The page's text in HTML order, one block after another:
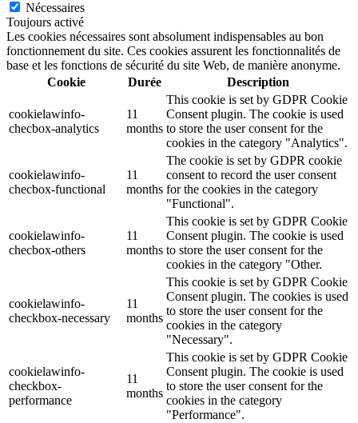
Nécessaires
Toujours activé
Les cookies nécessaires sont absolument indispensables au bon
fonctionnement du site. Ces cookies assurent les fonctionnalités de
base et les fonctions de sécurité du site Web, de manière anonyme.
Cookie
Durée Description
cookielawinfo-
checbox-analytics
11
months
This cookie is set by GDPR Cookie
Consent plugin. The cookie is used
to store the user consent for the
cookies in the category "Analytics".
cookielawinfo-
checbox-functional
11
months
The cookie is set by GDPR cookie
consent to record the user consent
for the cookies in the category
"Functional".
cookielawinfo-
checbox-others
11
months
This cookie is set by GDPR Cookie
Consent plugin. The cookie is used
to store the user consent for the
cookies in the category "Other.
cookielawinfo-
checkbox-necessary
11
months
This cookie is set by GDPR Cookie
Consent plugin. The cookies is used
to store the user consent for the
cookies in the category
"Necessary".
cookielawinfo-
checkbox-
performance
11
months
This cookie is set by GDPR Cookie
Consent plugin. The cookie is used
to store the user consent for the
cookies in the category
"Performance".